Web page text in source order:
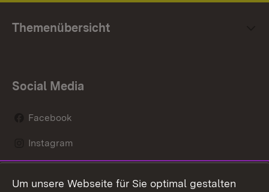
Themenübersicht
Social Media
Facebook
Instagram
Um unsere Webseite für Sie optimal gestalten